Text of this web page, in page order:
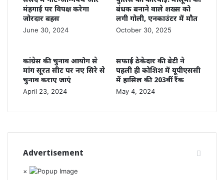
मंहगाई पर विपक्ष करेगा
जोरदार बहस
June 30, 2024
बंधक बनाने वाले शख्स को
लगी गोली, एनकाउंटर में मौत
October 30, 2025
कांग्रेस की चुनाव आयोग से
मांग सूरत सीट पर नए सिरे से
चुनाव कराए जाएं
April 23, 2024
सफाई ठेकेदार की बेटी ने
पहली ही कोशिश में यूपीएससी
में हासिल की 203वीं रैंक
May 4, 2024
Advertisement
×